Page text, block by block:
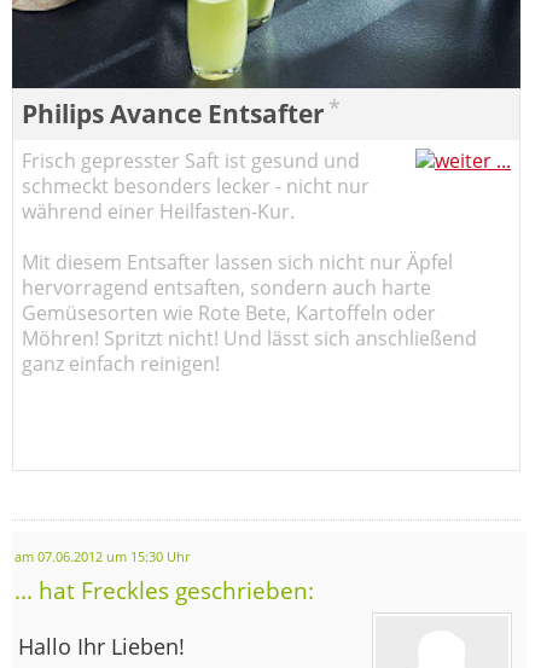
Philips Avance Entsafter *
Frisch gepresster Saft ist gesund und
schmeckt besonders lecker - nicht nur
während einer Heilfasten-Kur.
Mit diesem Entsafter lassen sich nicht nur Äpfel
hervorragend entsaften, sondern auch harte
Gemüsesorten wie Rote Bete, Kartoffeln oder
Möhren! Spritzt nicht! Und lässt sich anschließend
ganz einfach reinigen!
am 07.06.2012 um 15:30 Uhr
... hat Freckles geschrieben:
Hallo Ihr Lieben!